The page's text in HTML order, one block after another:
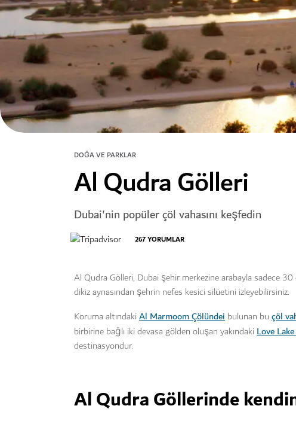
DOĞA VE PARKLAR
Al Qudra Gölleri
Dubai'nin popüler çöl vahasını keşfedin
267YORUMLAR
Al Qudra Gölleri, Dubai şehir merkezine arabayla sadece 30
dikiz aynasından şehrin nefes kesici silüetini izleyebilirsiniz.
Koruma altındaki Al Marmoom Çölündei bulunan bu çöl
birbirine bağlı iki devasa gölden oluşan yakındaki Love
destinasyondur.
Al Qudra Göllerinde